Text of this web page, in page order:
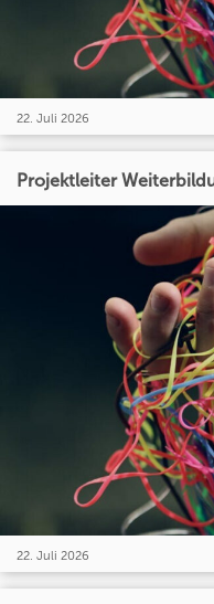
22. Juli 2026
Projektleiter
22. Juli 2026